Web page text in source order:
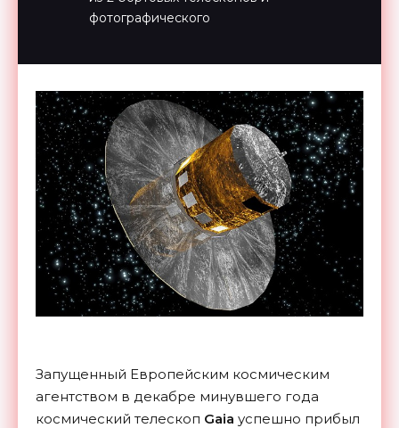
фотографического
Запущенный Европейским космическим
агентством в декабре минувшего года
космический телескоп Gaia успешно прибыл